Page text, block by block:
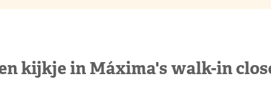
kijkje in Máxima's walk-in